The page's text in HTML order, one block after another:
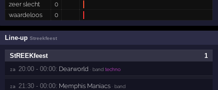
zeer slecht
0
waardeloos
0
Line-upStreekfeest
1
StREEKfeest
za 20:00 - 00:00: Dearworld · band techno
za 21:30 - 00:00: Memphis Maniacs · band